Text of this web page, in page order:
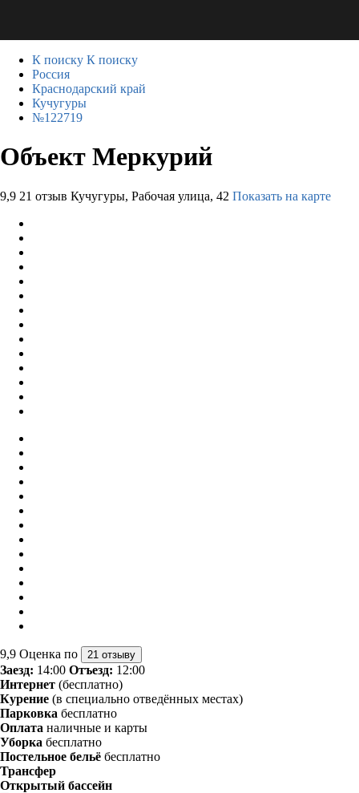
К поиску К поиску
Россия
Краснодарский край
Кучугуры
№122719
Объект Меркурий
9,9 21 отзыв Кучугуры, Рабочая улица, 42 Показать на карте
9,9 Оценка по 21 отзыву
Заезд: 14:00 Отъезд: 12:00
Интернет (бесплатно)
Курение (в специально отведённых местах)
Парковка бесплатно
Оплата наличные и карты
Уборка бесплатно
Постельное бельё бесплатно
Трансфер
Открытый бассейн